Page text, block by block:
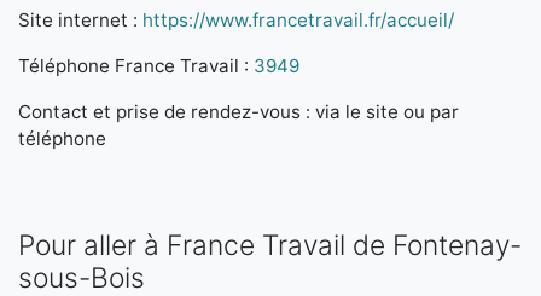
Site internet : https://www.francetravail.fr/accueil/
Téléphone France Travail : 3949
Contact et prise de rendez-vous : via le site ou par
téléphone
Pour aller à France Travail de Fontenay-
sous-Bois